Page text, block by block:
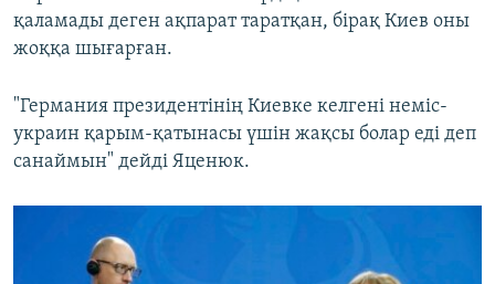
қаламады деген ақпарат таратқан, бірақ Киев оны
жоққа шығарған.
"Германия президентінің Киевке келгені неміс-
украин қарым-қатынасы үшін жақсы болар еді деп
санаймын" дейді Яценюк.